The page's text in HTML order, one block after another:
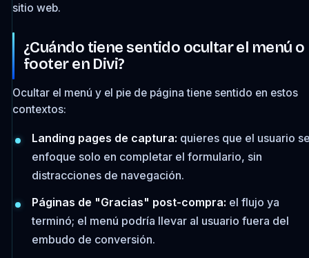
sitio web.
¿Cuándo tiene sentido ocultar el menú o
footer en Divi?
Ocultar el menú y el pie de página tiene sentido en estos
contextos:
Landing pages de captura: quieres que el usuario
enfoque solo en completar el formulario, sin
distracciones de navegación.
Páginas de "Gracias" post-compra: el flujo ya
terminó; el menú podría llevar al usuario fuera del
embudo de conversión.